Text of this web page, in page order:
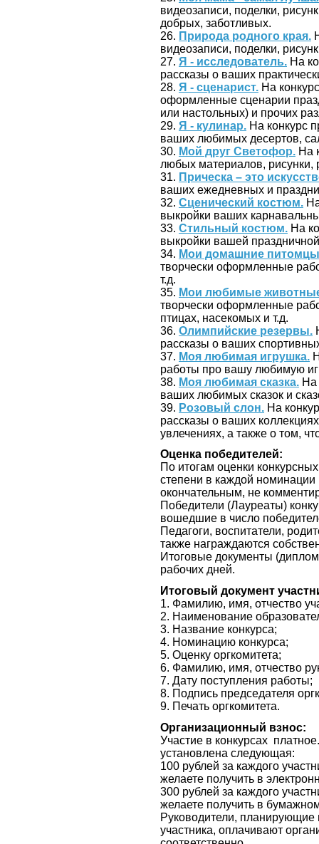
видеозаписи, поделки,
добрых, заботливых.
26. Природа родного края.
видеозаписи, поделки,
27. Я - исследователь. На
рассказы о ваших
28. Я - сценарист. На
оформленные сценарии
или настольных) и прочих
29. Я - кулинар. На конкурс
ваших любимых десертов,
30. Мой друг Светофор. На
любых материалов, рисунки,
31. Прическа – это
ваших ежедневных и
32. Сценический костюм.
выкройки ваших
33. Стильный костюм. На
выкройки вашей
34. Мои домашние
творчески оформленные
т.д.
35. Мои любимые
творчески оформленные
птицах, насекомых и т.д.
36. Олимпийские резервы.
рассказы о ваших
37. Моя любимая игрушка.
работы про вашу любимую
38. Моя любимая сказка. На
ваших любимых сказок и
39. Розовый слон. На
рассказы о ваших
увлечениях, а также о том,
Оценка победителей:
По итогам оценки
степени в каждой номинации
окончательным, не
Победители (Лауреаты)
вошедшие в число
Педагоги, воспитатели,
также награждаются
Итоговые документы
рабочих дней.
Итоговый документ
1. Фамилию, имя, отчество
2. Наименование
3. Название конкурса;
4. Номинацию конкурса;
5. Оценку оргкомитета;
6. Фамилию, имя, отчество
7. Дату поступления работы;
8. Подпись председателя
9. Печать оргкомитета.
Организационный взнос:
Участие в конкурсах
установлена следующая:
100 рублей за каждого
желаете получить в
300 рублей за каждого
желаете получить в
Руководители, планирующие
участника, оплачивают